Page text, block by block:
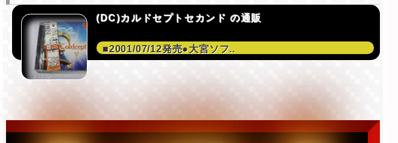
(DC)カルドセプトセカンド の通販
■2001/07/12発売●大宮ソフ..